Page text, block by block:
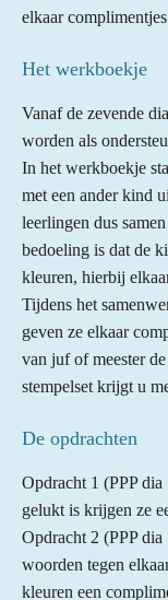
elkaar
Het werkboekje
Vanaf de zevende
worden als
In het werkboekje
met een ander kind
leerlingen dus
bedoeling is dat de
kleuren, hierbij
Tijdens het
geven ze elkaar
van juf of meester
stempelset krijgt u
De opdrachten
Opdracht 1 (PPP
gelukt is krijgen ze
Opdracht 2 (PPP
woorden tegen
kleuren een